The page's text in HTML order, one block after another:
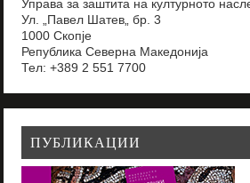
Управа за заштита на културното
Ул. „Павел Шатев„ бр. 3
1000 Скопје
Република Северна Македонија
Тел: +389 2 551 7700
ПУБЛИКАЦИИ